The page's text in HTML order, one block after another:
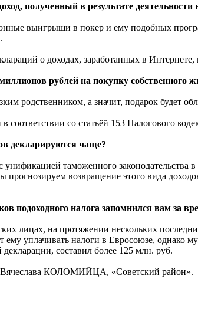
полученный в результате
выигрыши в покер и ему подобных
о доходах, заработанных в
рублей на покупку
родственником, а значит, подарок будет
соответствии со статьёй 153 Налогового
декларируются чаще?
таможенного
прогнозируем возвращение этого вида
подоходного налога запомнился вам за
лицах, на протяжении нескольких
ему уплачивать налоги в Евросоюзе,
составил более 125 млн. руб.
КОЛОМИЙЦА, «Советский район».